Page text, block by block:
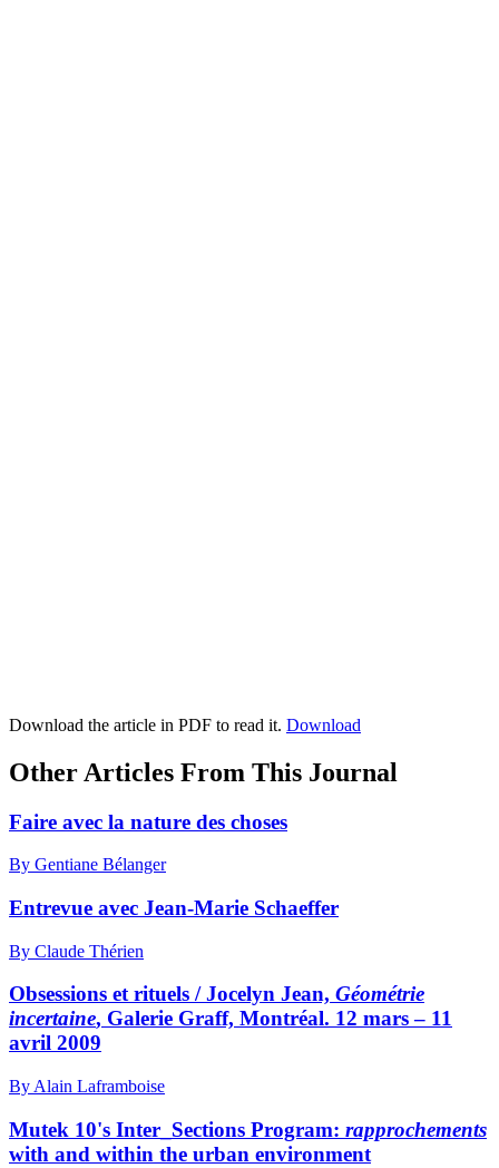
Download the article in PDF to read it. Download
Other Articles From This Journal
Faire avec la nature des choses
By Gentiane Bélanger
Entrevue avec Jean-Marie Schaeffer
By Claude Thérien
Obsessions et rituels / Jocelyn Jean, Géométrie
incertaine, Galerie Graff, Montréal. 12 mars – 11
avril 2009
By Alain Laframboise
Mutek 10's Inter_Sections Program: rapprochements
with and within the urban environment